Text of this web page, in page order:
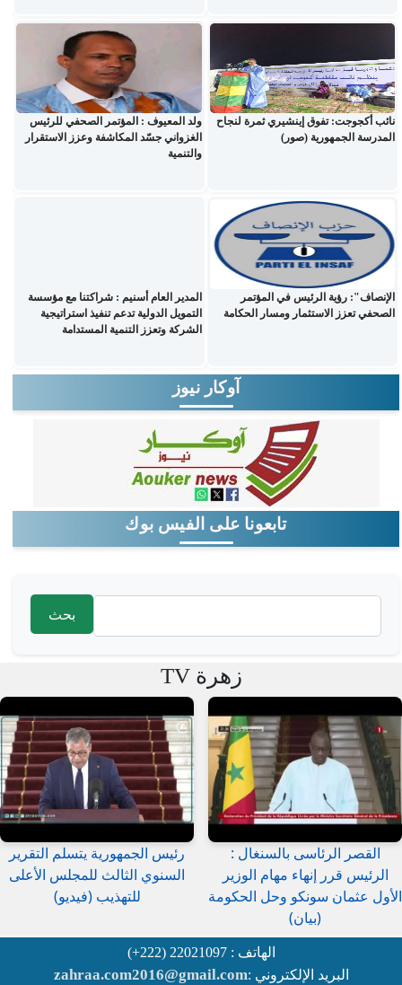
نائب أكجوجت: تفوق إينشيري ثمرة لنجاح
المدرسة الجمهورية (صور)
ولد المعيوف : المؤتمر الصحفي للرئيس
الغزواني جسّد المكاشفة وعزز الاستقرار
والتنمية
الإنصاف": رؤية الرئيس في المؤتمر
الصحفي تعزز الاستثمار ومسار الحكامة
المدير العام أسنيم : شراكتنا مع مؤسسة
التمويل الدولية تدعم تنفيذ استراتيجية
الشركة وتعزز التنمية المستدامة
آوكار نيوز
تابعونا على الفيس بوك
‏بحث ‏
زهرة TV
القصر الرئاسى بالسنغال :
الرئيس قرر إنهاء مهام الوزير
الأول عثمان سونكو وحل الحكومة
(بيان)
رئيس الجمهورية يتسلم التقرير
السنوي الثالث للمجلس الأعلى
للتهذيب (فيديو)
الهاتف : 22021097 (222+)
البريد الإلكتروني :zahraa.com2016@gmail.com